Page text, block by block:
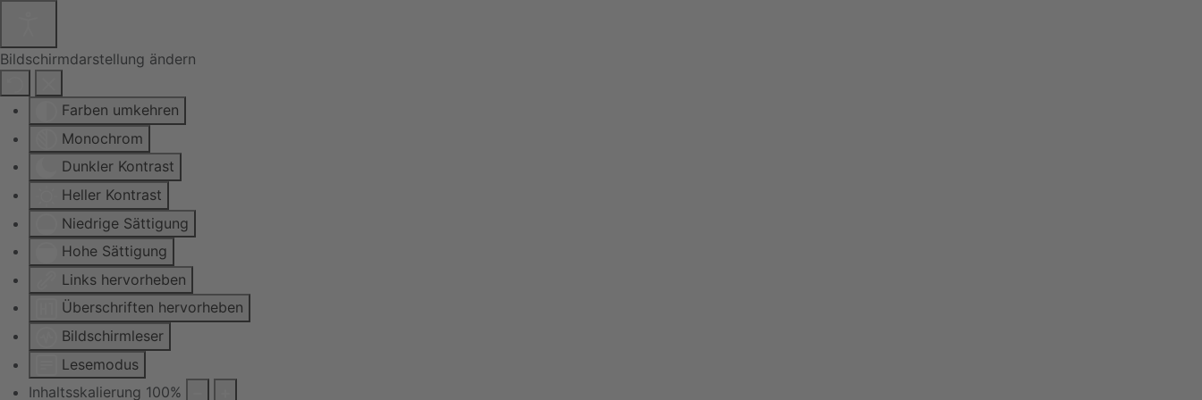
Bildschirmdarstellung ändern
Farben umkehren
Monochrom
Dunkler Kontrast
Heller Kontrast
Niedrige Sättigung
Hohe Sättigung
Links hervorheben
Überschriften hervorheben
Bildschirmleser
Lesemodus
Inhaltsskalierung 100%